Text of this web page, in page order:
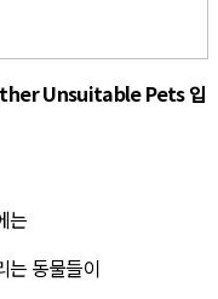
Unsuitable Pets 입
는
는 동물들이